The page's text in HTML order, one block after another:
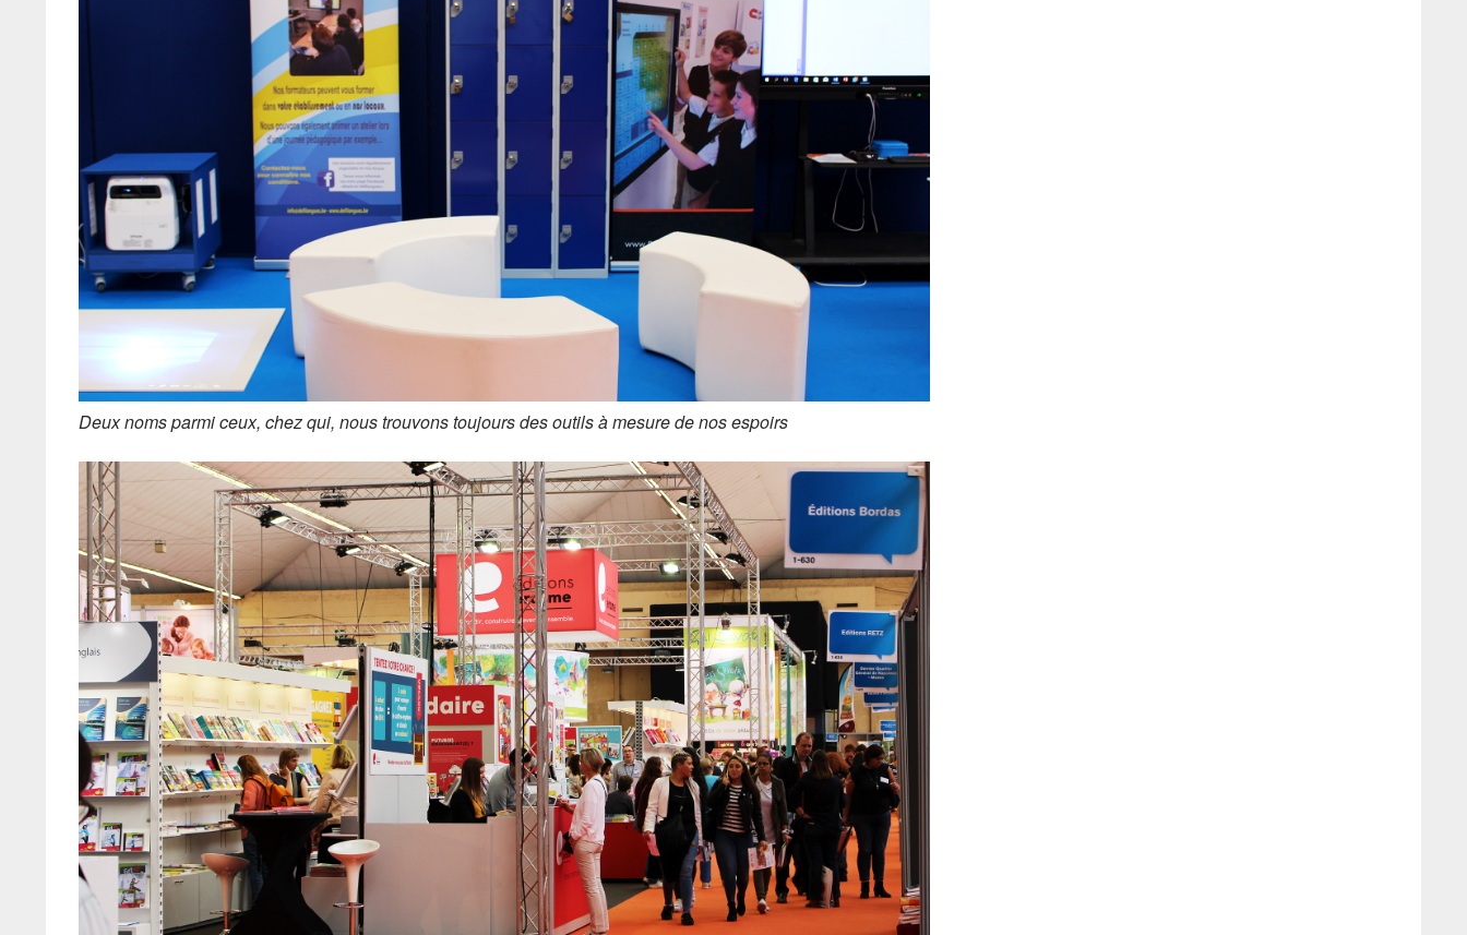
Deux noms parmi ceux, chez qui, nous trouvons toujours des outils à mesure de nos espoirs